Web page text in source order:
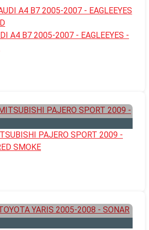
A4 B7 2005-2007 - EAGLEEYES -
PAJERO SPORT 2009 -
SMOKE